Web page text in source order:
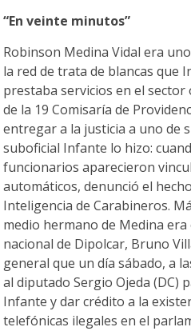
“En veinte minutos”
Robinson Medina Vidal era
la red de trata de blancas que
prestaba servicios en el sector
de la 19 Comisaría de
entregar a la justicia a uno de
suboficial Infante lo hizo:
funcionarios aparecieron
automáticos, denunció el
Inteligencia de Carabineros.
medio hermano de Medina
nacional de Dipolcar, Bruno
general que un día sábado, a
al diputado Sergio Ojeda (DC)
Infante y dar crédito a la
telefónicas ilegales en el